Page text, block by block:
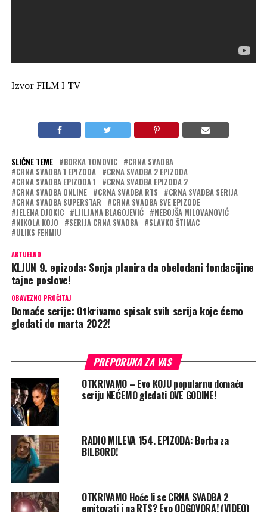
Izvor FILM I TV
SLIČNE TEME BORKA TOMOVIC
CRNA SVADBA
CRNA SVADBA 1 EPIZODA
CRNA SVADBA 2 EPIZODA
CRNA SVADBA EPIZODA 1
CRNA SVADBA EPIZODA 2
CRNA SVADBA ONLINE
CRNA SVADBA RTS
CRNA SVADBA SERIJA
CRNA SVADBA SUPERSTAR
CRNA SVADBA SVE EPIZODE
JELENA DJOKIC
LJILJANA BLAGOJEVIĆ
NEBOJŠA MILOVANOVIĆ
NIKOLA KOJO
SERIJA CRNA SVADBA
SLAVKO ŠTIMAC
ULIKS FEHMIU
AKTUELNO
KLJUN 9. epizoda: Sonja planira da obelodani fondacijine
tajne poslove!
OBAVEZNO PROČITAJ
Domaće serije: Otkrivamo spisak svih serija koje ćemo
gledati do marta 2022!
PREPORUKA ZA VAS
OTKRIVAMO – Evo KOJU popularnu domaću
seriju NEĆEMO gledati OVE GODINE!
RADIO MILEVA 154. EPIZODA: Borba za
BILBORD!
OTKRIVAMO Hoće li se CRNA SVADBA 2
emitovati i na RTS? Evo ODGOVORA! (VIDEO)